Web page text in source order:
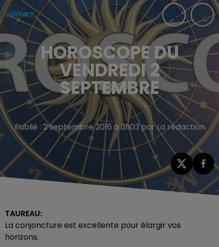
HOROSCOPE DU
VENDREDI 2
SEPTEMBRE
Publié : 2 septembre 2016 à 3h03 par La rédaction
TAUREAU:
La conjoncture est excellente pour élargir vos
horizons.